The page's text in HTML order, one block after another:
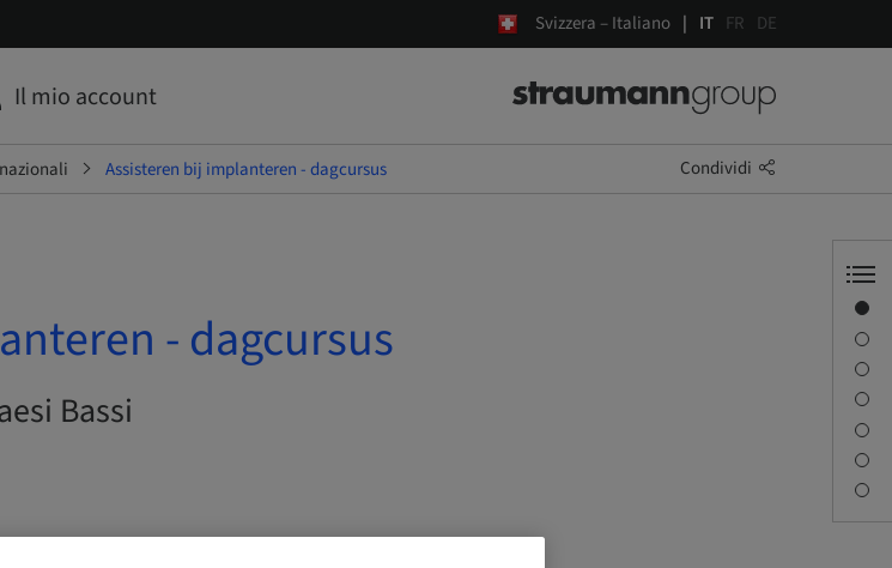
Svizzera – Italiano IT FR DE
Il mio account
Assisteren bij implanteren - dagcursus Condividi
- dagcursus
Bassi